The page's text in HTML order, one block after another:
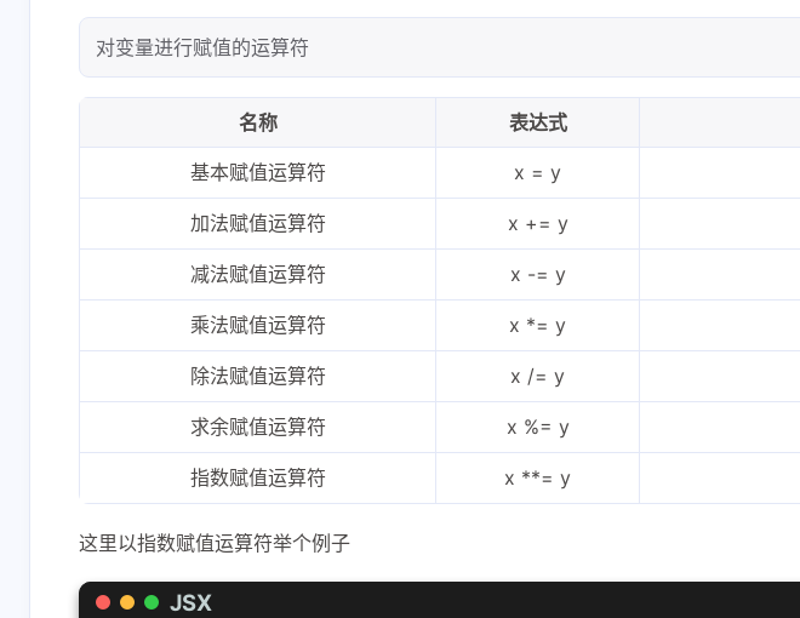
23
25
                <td>
        </table>
对变量进行赋值的运算符
名称 表达式
基本赋值运算符 x = y
加法赋值运算符 x += y
减法赋值运算符 x -= y
乘法赋值运算符 x *= y
除法赋值运算符 x /= y
求余赋值运算符 x %= y
指数赋值运算符 x **= y
这里以指数赋值运算符举个例子
JSX